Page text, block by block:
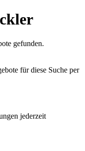
gefunden.
für diese Suche per
jederzeit